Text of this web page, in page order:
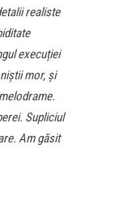
realiste
execuției
mor, și
Supliciul
Am găsit